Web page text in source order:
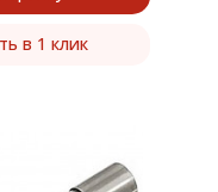
в 1 клик